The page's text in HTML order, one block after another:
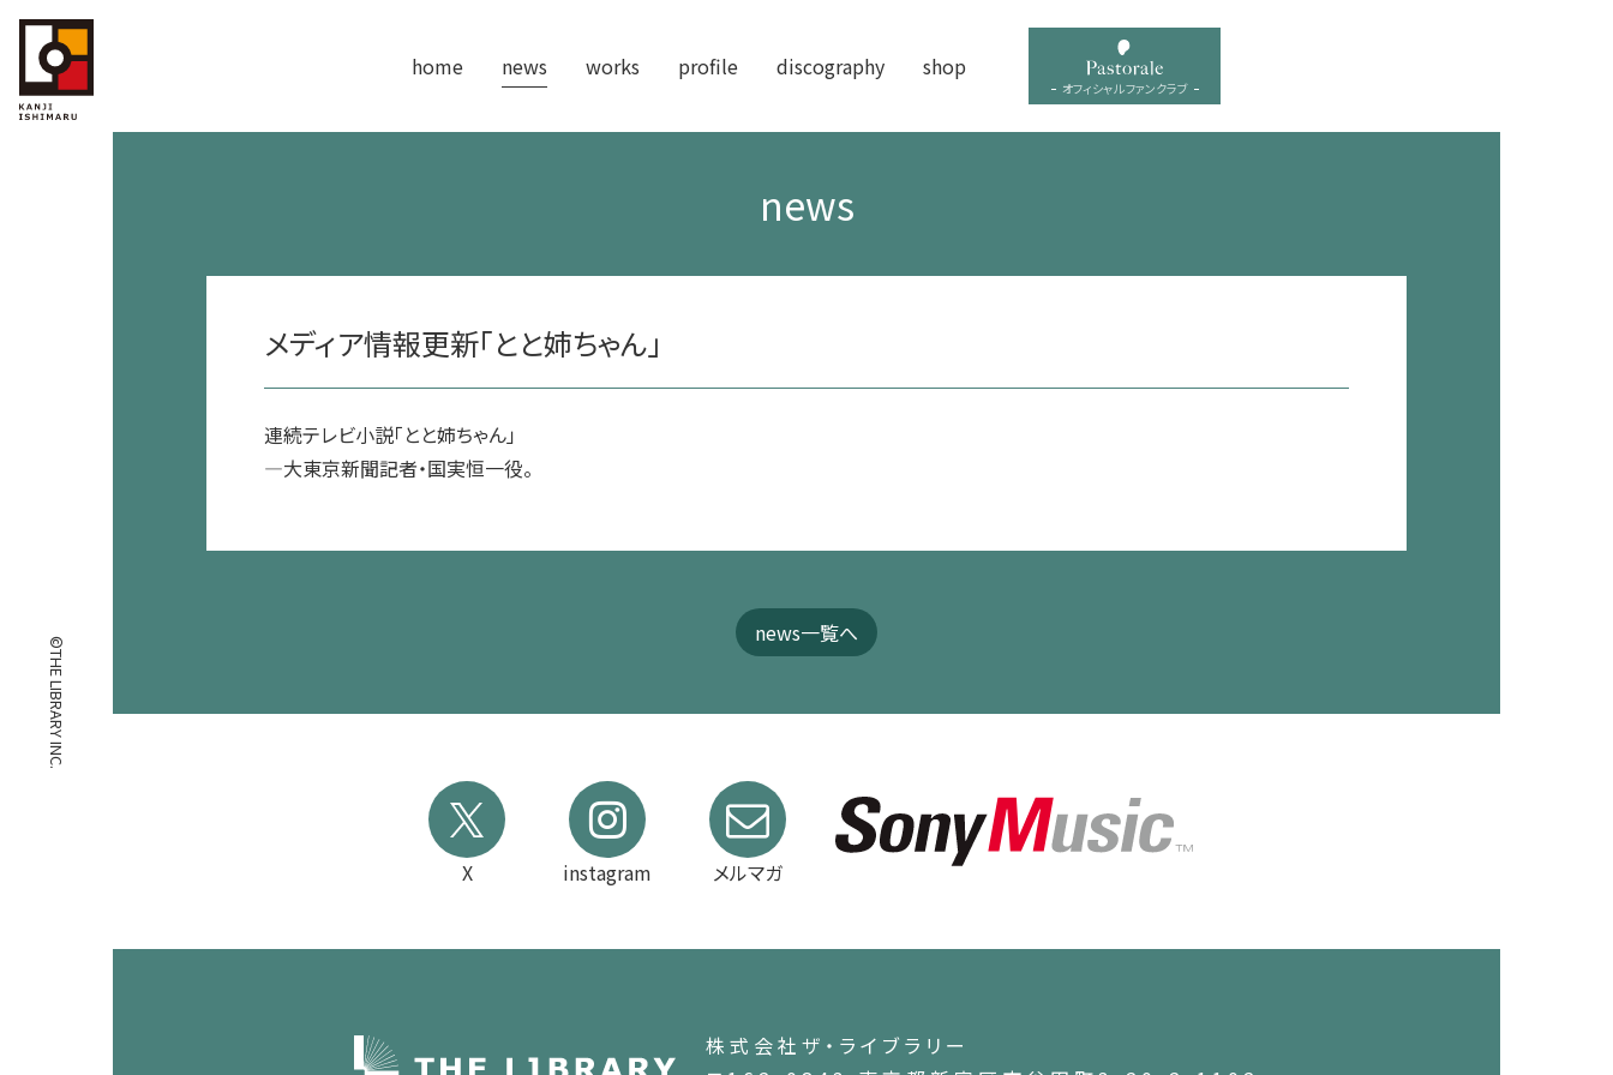
home news works profile discography shop
オフィシャル ファンクラブ
news
メディア情報更新「とと姉ちゃん」
連続テレビ小説「とと姉ちゃん」
—大東京新聞記者・国実恒一役。
news一覧へ
X instagram メルマガ
株式会社ザ・ライブラリー
©THE LIBRARY INC.